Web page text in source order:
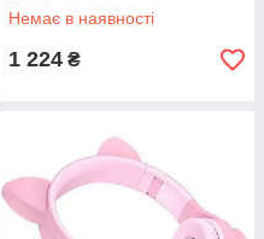
Немає в наявності
1 224 ₴